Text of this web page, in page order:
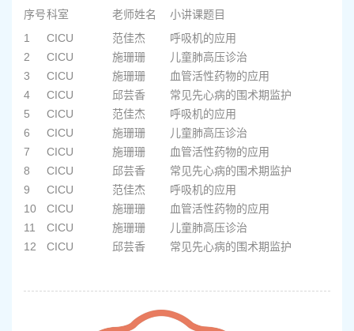
序号科室 老师姓名 小讲课题目
1
CICU 范佳杰 呼吸机的应用
2
CICU 施珊珊 儿童肺高压诊治
3
CICU 施珊珊 血管活性药物的应用
4
CICU 邱芸香 常见先心病的围术期监护
5
CICU 范佳杰 呼吸机的应用
6
CICU 施珊珊 儿童肺高压诊治
7
CICU 施珊珊 血管活性药物的应用
8
CICU 邱芸香 常见先心病的围术期监护
9
CICU 范佳杰 呼吸机的应用
10
CICU 施珊珊 血管活性药物的应用
11
CICU 施珊珊 儿童肺高压诊治
12
CICU 邱芸香 常见先心病的围术期监护